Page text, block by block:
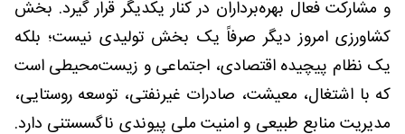
و مشارکت فعال بهره‌برداران در کنار یکدیگر قرار گیرد. بخش
کشاورزی امروز دیگر صرفاً یک بخش تولیدی نیست؛ بلکه
یک نظام پیچیده اقتصادی، اجتماعی و زیست‌محیطی است
که با اشتغال، معیشت، صادرات غیرنفتی، توسعه روستایی،
مدیریت منابع طبیعی و امنیت ملی پیوندی ناگسستنی دارد.